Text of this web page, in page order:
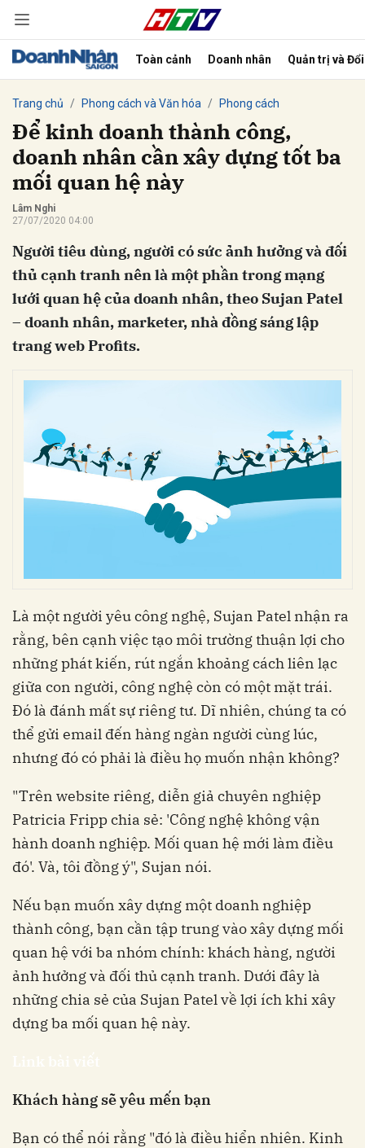
Toàn cảnh Doanh nhân Quản trị và
Trang chủ Phong cách và Văn hóa Phong cách
Để kinh doanh thành công,
doanh nhân cần xây dựng tốt ba
mối quan hệ này
Lâm Nghi
27/07/2020 04:00
Người tiêu dùng, người có sức ảnh hưởng và đối
thủ cạnh tranh nên là một phần trong mạng
lưới quan hệ của doanh nhân, theo Sujan Patel
– doanh nhân, marketer, nhà đồng sáng lập
trang web Profits.
Là một người yêu công nghệ, Sujan Patel nhận ra
rằng, bên cạnh việc tạo môi trường thuận lợi cho
những phát kiến, rút ngắn khoảng cách liên lạc
giữa con người, công nghệ còn có một mặt trái.
Đó là đánh mất sự riêng tư. Dĩ nhiên, chúng ta có
thể gửi email đến hàng ngàn người cùng lúc,
nhưng đó có phải là điều họ muốn nhận không?
"Trên website riêng, diễn giả chuyên nghiệp
Patricia Fripp chia sẻ: 'Công nghệ không vận
hành doanh nghiệp. Mối quan hệ mới làm điều
đó'. Và, tôi đồng ý", Sujan nói.
Nếu bạn muốn xây dựng một doanh nghiệp
thành công, bạn cần tập trung vào xây dựng mối
quan hệ với ba nhóm chính: khách hàng, người
ảnh hưởng và đối thủ cạnh tranh. Dưới đây là
những chia sẻ của Sujan Patel về lợi ích khi xây
dựng ba mối quan hệ này.
Khách hàng sẽ yêu mến bạn
Bạn có thể nói rằng "đó là điều hiển nhiên. Kinh
Hủy